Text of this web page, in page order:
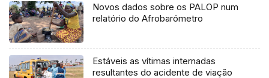
Novos dados sobre os PALOP num
relatório do Afrobarómetro
Estáveis as vítimas internadas
resultantes do acidente de viação